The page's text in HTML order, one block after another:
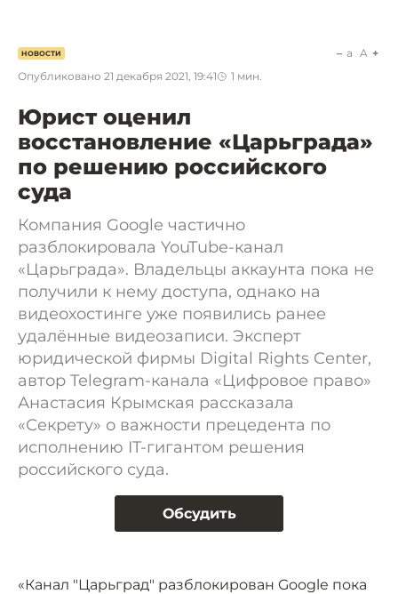
НОВОСТИ
Опубликовано 21 декабря 2021, 19:41 1 мин.
a A
Юрист оценил
восстановление «Царьграда»
по решению российского
суда
Компания Google частично
разблокировала YouTube-канал
«Царьграда». Владельцы аккаунта пока не
получили к нему доступа, однако на
видеохостинге уже появились ранее
удалённые видеозаписи. Эксперт
юридической фирмы Digital Rights Center,
автор Telegram-канала «Цифровое право»
Анастасия Крымская рассказала
«Секрету» о важности прецедента по
исполнению IT-гигантом решения
российского суда.
Обсудить
«Канал "Царьград" разблокирован Google пока